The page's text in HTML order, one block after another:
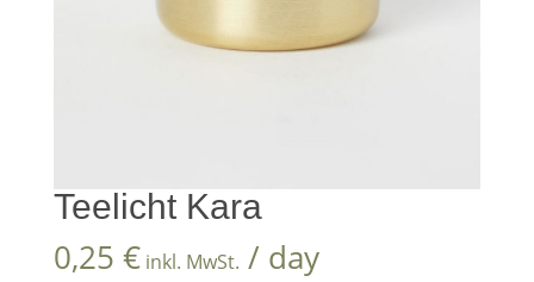
Teelicht Kara
0,25 € inkl. MwSt. / day